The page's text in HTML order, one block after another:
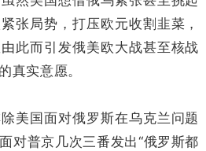
张局势，打压欧元收割韭菜，
此而引发俄美欧大战甚至核战
真实意愿。
美国面对俄罗斯在乌克兰问题
对普京几次三番发出“俄罗斯都